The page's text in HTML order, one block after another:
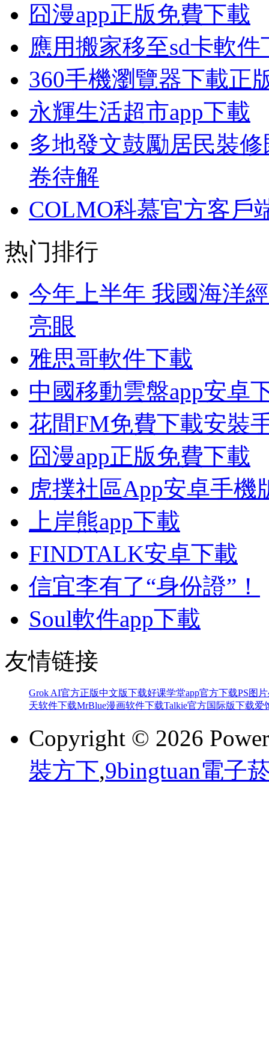
囧漫app正版免費下載
應用搬家移至sd卡軟件
360手機瀏覽器下載正
永輝生活超市app下載
多地發文鼓勵居民裝
卷待解
COLMO科慕官方客戶
热门排行
今年上半年 我國海洋
亮眼
雅思哥軟件下載
中國移動雲盤app安卓
花間FM免費下載安裝
囧漫app正版免費下載
虎撲社區App安卓手機
上岸熊app下載
FINDTALK安卓下載
信宜李有了“身份證”！
Soul軟件app下載
友情链接
Grok AI官方正版中文版下载好课学堂app官方下载PS图
天软件下载MrBlue漫画软件下载Talkie官方国际版下载爱
Copyright © 2026
裝方下,9bingtuan電子